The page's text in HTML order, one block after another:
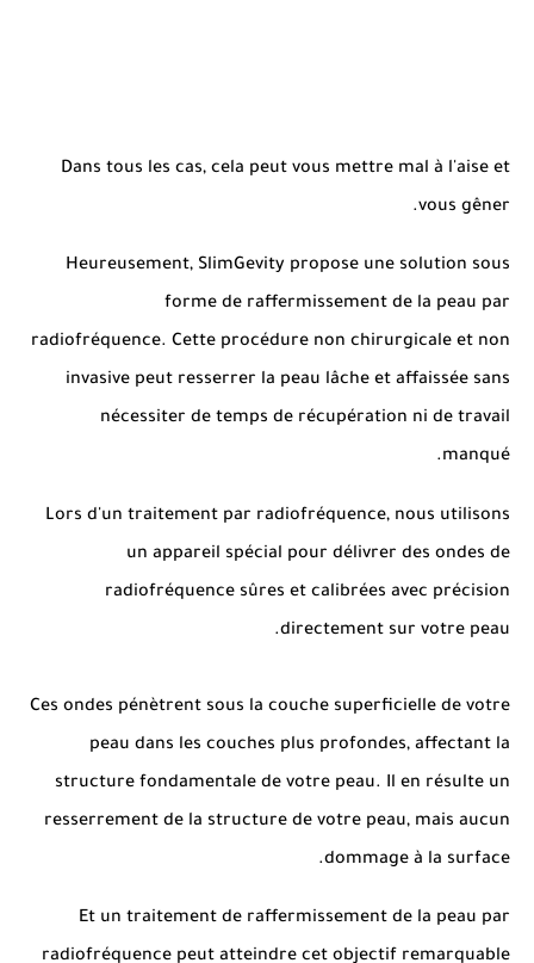
Dans tous les cas, cela peut vous mettre mal à l'aise et
vous gêner.
Heureusement, SlimGevity propose une solution sous
forme de raffermissement de la peau par
radiofréquence. Cette procédure non chirurgicale et non
invasive peut resserrer la peau lâche et affaissée sans
nécessiter de temps de récupération ni de travail
manqué.
Lors d'un traitement par radiofréquence, nous utilisons
un appareil spécial pour délivrer des ondes de
radiofréquence sûres et calibrées avec précision
directement sur votre peau.
Ces ondes pénètrent sous la couche superficielle de votre
peau dans les couches plus profondes, affectant la
structure fondamentale de votre peau. Il en résulte un
resserrement de la structure de votre peau, mais aucun
dommage à la surface.
Et un traitement de raffermissement de la peau par
radiofréquence peut atteindre cet objectif remarquable